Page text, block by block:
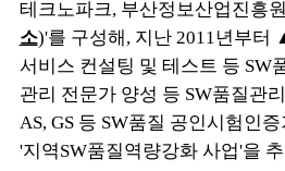
테크노파크, 부산정보산업진흥
소)'를 구성해, 지난 2011년부터
서비스 컨설팅 및 테스트 등 SW
관리 전문가 양성 등 SW품질관
AS, GS 등 SW품질 공인시험인
'지역SW품질역량강화 사업'을